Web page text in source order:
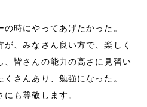
の時にやってあげたかった。
が、みなさん良い方で、楽しく
、皆さんの能力の高さに見習い
さんあり、勉強になった。
も尊敬します。